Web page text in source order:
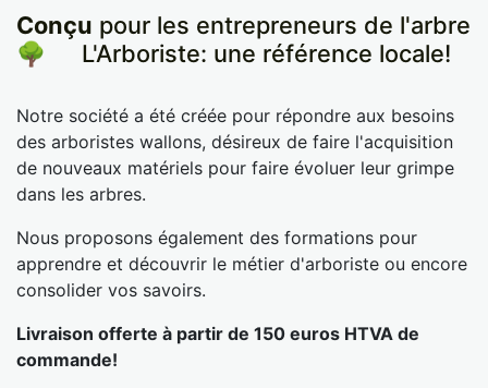
Conçu pour les entrepreneurs de l'arbre
🌳
​L'Arboriste: une référence locale!
Notre société a été créée pour répondre aux besoins
des arboristes wallons, désireux de faire l'acquisition
de nouveaux matériels pour faire évoluer leur grimpe
dans les arbres.
Nous proposons également des formations pour
apprendre et découvrir le métier d'arboriste ou encore
consolider vos savoirs.
Livraison offerte à partir de 150 euros HTVA de
commande!